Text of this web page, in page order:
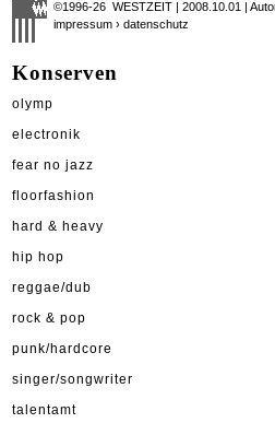
©1996-26 WESTZEIT | 2008.10.01 |
impressum › datenschutz
Konserven
olymp
electronik
fear no jazz
floorfashion
hard & heavy
hip hop
reggae/dub
rock & pop
punk/hardcore
singer/songwriter
talentamt